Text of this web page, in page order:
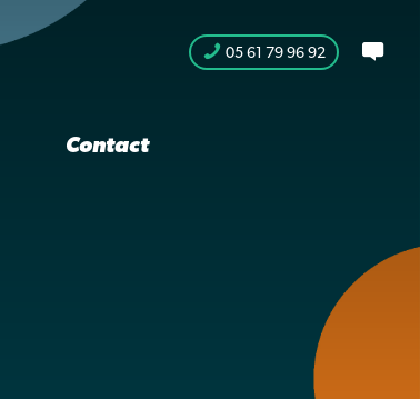
Contact
05 61 79 96 92